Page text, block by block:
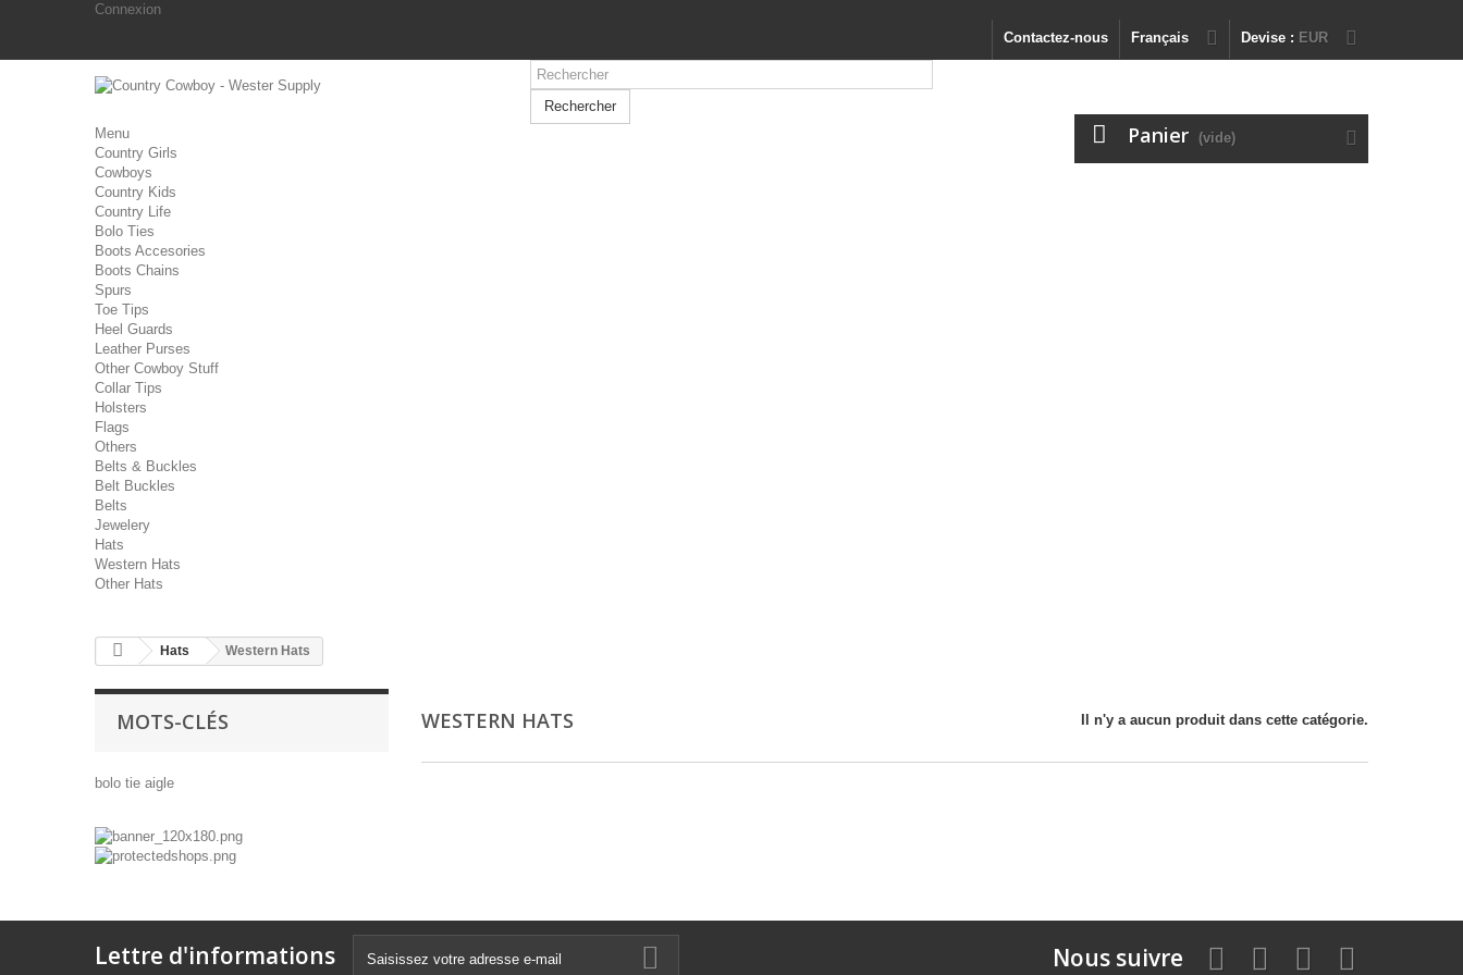
Connexion
Devise : EUR
Français
Contactez-nous
Rechercher
Panier (vide)
Menu
Country Girls
Cowboys
Country Kids
Country Life
Bolo Ties
Boots Accesories
Boots Chains
Spurs
Toe Tips
Heel Guards
Leather Purses
Other Cowboy Stuff
Collar Tips
Holsters
Flags
Others
Belts & Buckles
Belt Buckles
Belts
Jewelery
Hats
Western Hats
Other Hats
Hats Western Hats
MOTS-CLÉS
bolo tie aigle
WESTERN HATS Il n'y a aucun produit dans cette catégorie.
Lettre d'informations Nous suivre